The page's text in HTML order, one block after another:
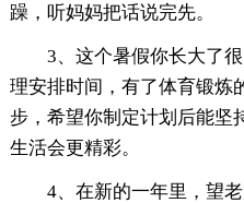
躁，听妈妈把话说完先。
3、这个暑假你长大了
理安排时间，有了体育锻炼
步，希望你制定计划后能坚
生活会更精彩。
4、在新的一年里，望